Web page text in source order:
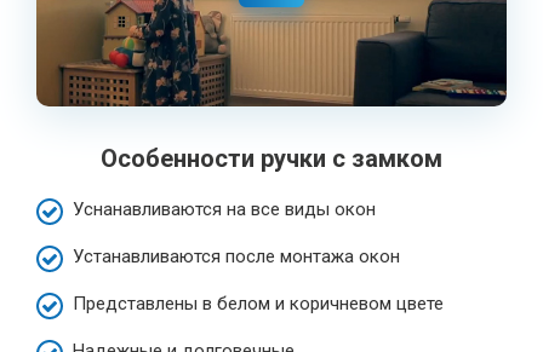
Особенности ручки с замком
Уснанавливаются на все виды окон
Устанавливаются после монтажа окон
Представлены в белом и коричневом цвете